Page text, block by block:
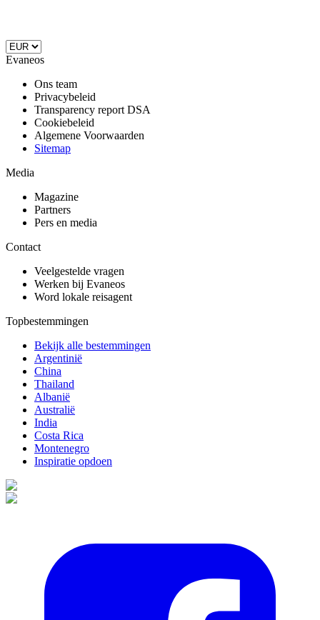
Evaneos
Ons team
Privacybeleid
Transparency report DSA
Cookiebeleid
Algemene Voorwaarden
Sitemap
Media
Magazine
Partners
Pers en media
Contact
Veelgestelde vragen
Werken bij Evaneos
Word lokale reisagent
Topbestemmingen
Bekijk alle bestemmingen
Argentinië
China
Thailand
Albanië
Australië
India
Costa Rica
Montenegro
Inspiratie opdoen